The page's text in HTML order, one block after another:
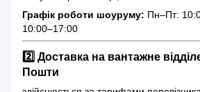
Графік роботи шоуруму: Пн–Пт:
10:00–17:00
2️⃣ Доставка на вантажне
Пошти